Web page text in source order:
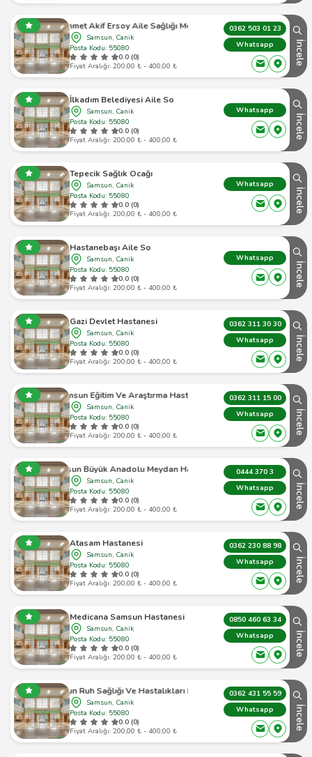
Mehmet Akif Ersoy Aile Sağlığı Merkezi
Samsun, Canik
Posta Kodu: 55080
0.0 (0)
Fiyat Aralığı: 200,00 ₺ - 400,00 ₺
0362 503 01 23
Whatsapp
İncele
İlkadım Belediyesi Aile So
Samsun, Canik
Posta Kodu: 55080
0.0 (0)
Fiyat Aralığı: 200,00 ₺ - 400,00 ₺
Whatsapp
İncele
Tepecik Sağlık Ocağı
Samsun, Canik
Posta Kodu: 55080
0.0 (0)
Fiyat Aralığı: 200,00 ₺ - 400,00 ₺
Whatsapp
İncele
Hastanebaşı Aile So
Samsun, Canik
Posta Kodu: 55080
0.0 (0)
Fiyat Aralığı: 200,00 ₺ - 400,00 ₺
Whatsapp
İncele
Gazi Devlet Hastanesi
Samsun, Canik
Posta Kodu: 55080
0.0 (0)
Fiyat Aralığı: 200,00 ₺ - 400,00 ₺
0362 311 30 30
Whatsapp
İncele
Samsun Eğitim Ve Araştırma Hastanesi
Samsun, Canik
Posta Kodu: 55080
0.0 (0)
Fiyat Aralığı: 200,00 ₺ - 400,00 ₺
0362 311 15 00
Whatsapp
İncele
Samsun Büyük Anadolu Meydan Hastanesi
Samsun, Canik
Posta Kodu: 55080
0.0 (0)
Fiyat Aralığı: 200,00 ₺ - 400,00 ₺
0444 370 3
Whatsapp
İncele
Atasam Hastanesi
Samsun, Canik
Posta Kodu: 55080
0.0 (0)
Fiyat Aralığı: 200,00 ₺ - 400,00 ₺
0362 230 88 98
Whatsapp
İncele
Medicana Samsun Hastanesi
Samsun, Canik
Posta Kodu: 55080
0.0 (0)
Fiyat Aralığı: 200,00 ₺ - 400,00 ₺
0850 460 63 34
Whatsapp
İncele
Samsun Ruh Sağlığı Ve Hastalıkları Hastanesi
Samsun, Canik
Posta Kodu: 55080
0.0 (0)
Fiyat Aralığı: 200,00 ₺ - 400,00 ₺
0362 431 55 59
Whatsapp
İncele